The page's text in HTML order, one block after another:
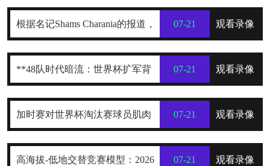
全面的得分手
根据名记Shams Charania的报道，
詹姆斯已经把目标范围缩小到了热
07-21 观看录像
**48队时代暗流：世界杯扩军背
后的权力重构与利益争夺战**
07-21 观看录像
加时赛对世界杯淘汰赛球员肌肉
损伤的解剖学分布规律及关键诱因
07-21 观看录像
高海拔-低地交替竞赛模型：2026 07-21 观看录像